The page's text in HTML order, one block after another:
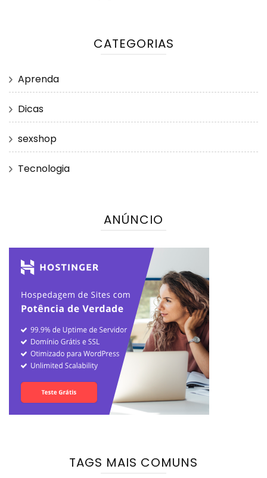
CATEGORIAS
Aprenda
Dicas
sexshop
Tecnologia
ANÚNCIO
TAGS MAIS COMUNS